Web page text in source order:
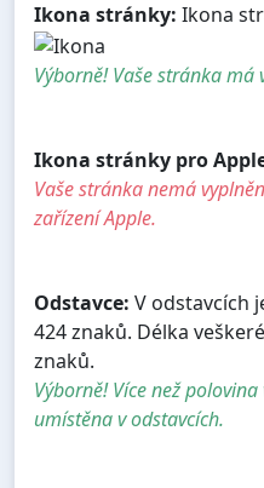
Ikona stránky: Ikona
Výborně! Vaše stránka
Ikona stránky pro
Vaše stránka nemá
zařízení Apple.
Odstavce: V odstavcích
424 znaků. Délka
znaků.
Výborně! Více než
umístěna v odstavcích.